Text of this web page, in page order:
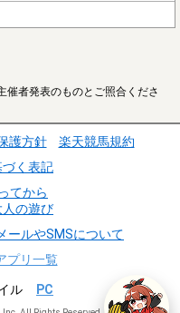
催者発表のものとご照合くださ
護方針
楽天競馬規約
く表記
てから
の遊び
ールやSMSについて
プリ一覧
ル PC